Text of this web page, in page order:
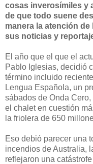
cosas inverosímiles y
de que todo suene
manera la atención
sus noticias y
El año que el que el
Pablo Iglesias, decidió
término incluido
Lengua Española, un
sábados de Onda
el chalet en cuestión
la friolera de 650
Eso debió parecer una
incendios de Australia,
reflejaron una